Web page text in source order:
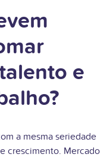
e
a mesma seriedade
crescimento. Mercado